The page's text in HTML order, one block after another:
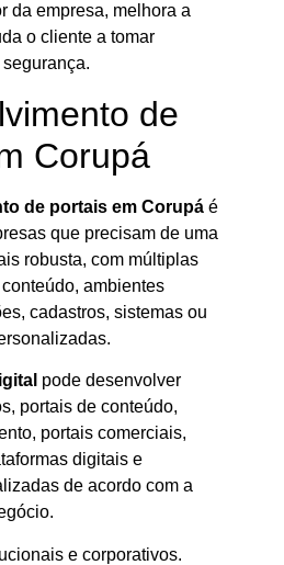
da empresa, melhora a
o cliente a tomar
de
Corupá
de portais em Corupá é
que precisam de uma
robusta, com múltiplas
ambientes
cadastros, sistemas ou
pode desenvolver
portais de conteúdo,
portais comerciais,
digitais e
de acordo com a
e corporativos.